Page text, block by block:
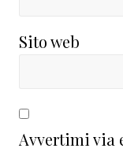
Sito web
Avvertimi via